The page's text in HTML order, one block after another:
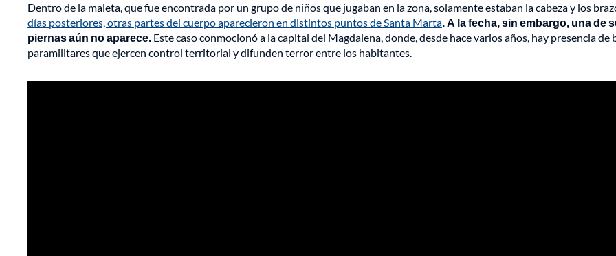
Dentro de la maleta, que fue encontrada por un grupo de niños que jugaban en la zona, solamente estaban la cabeza y los
días posteriores, otras partes del cuerpo aparecieron en distintos puntos de Santa Marta. A la fecha, sin embargo, una de
piernas aún no aparece. Este caso conmocionó a la capital del Magdalena, donde, desde hace varios años, hay presencia de
paramilitares que ejercen control territorial y difunden terror entre los habitantes.